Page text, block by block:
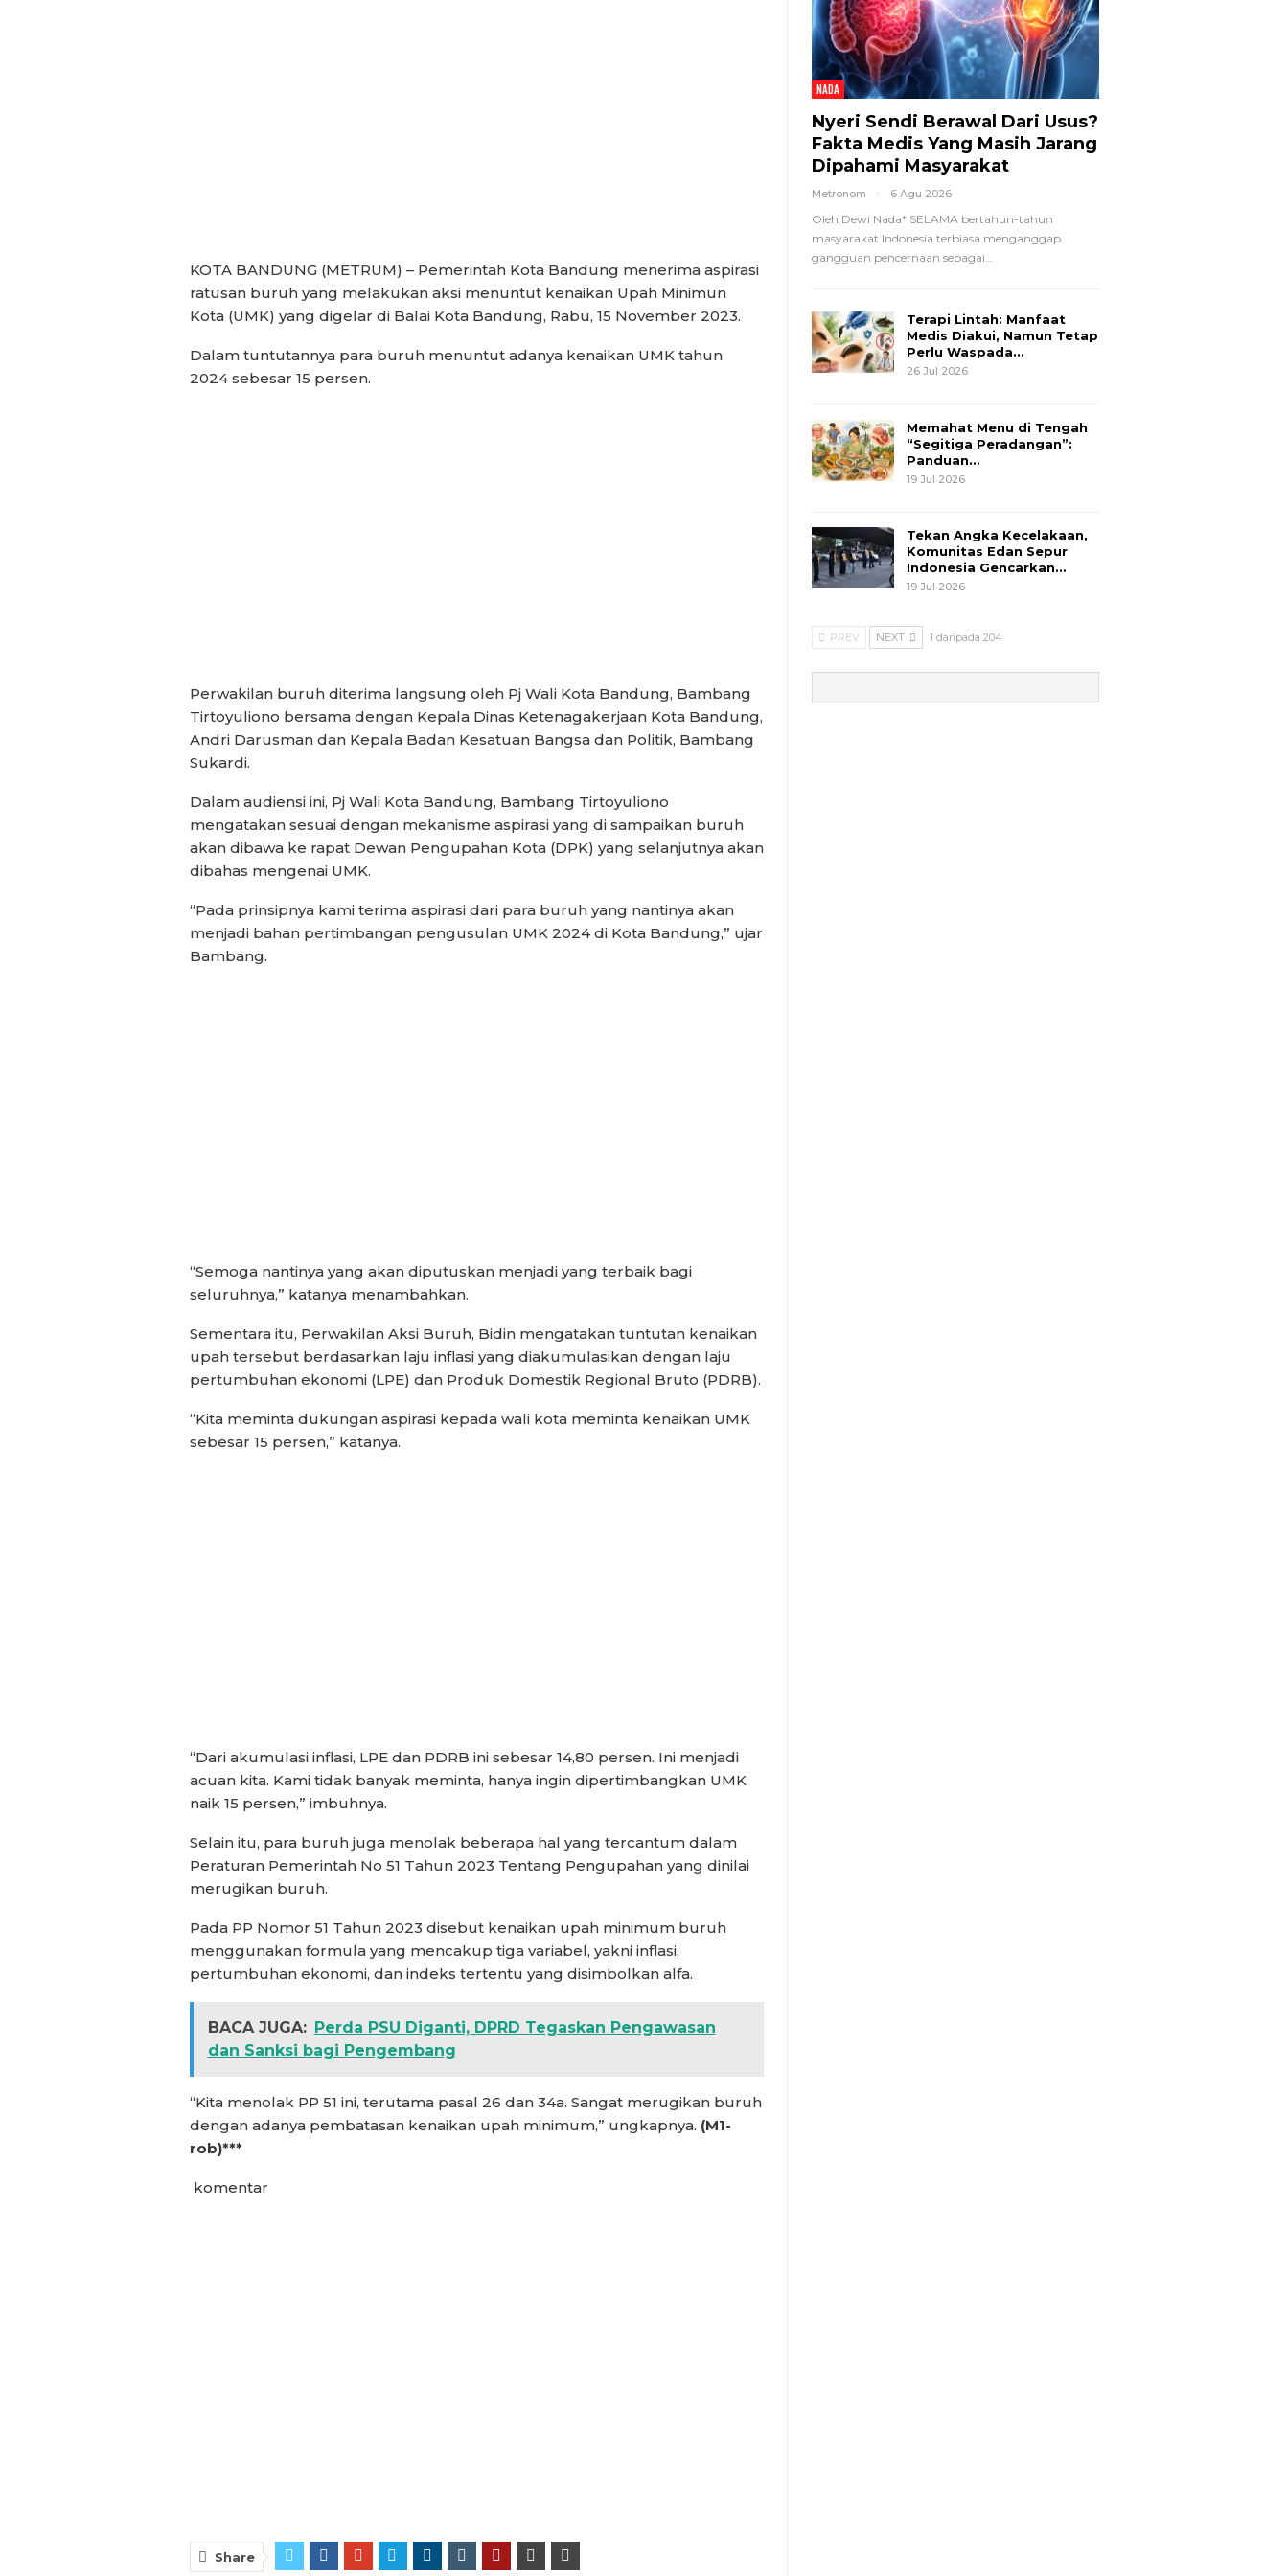
KOTA BANDUNG (METRUM) – Pemerintah Kota Bandung menerima aspirasi
ratusan buruh yang melakukan aksi menuntut kenaikan Upah Minimun
Kota (UMK) yang digelar di Balai Kota Bandung, Rabu, 15 November 2023.
Dalam tuntutannya para buruh menuntut adanya kenaikan UMK tahun
2024 sebesar 15 persen.
Perwakilan buruh diterima langsung oleh Pj Wali Kota Bandung, Bambang
Tirtoyuliono bersama dengan Kepala Dinas Ketenagakerjaan Kota Bandung,
Andri Darusman dan Kepala Badan Kesatuan Bangsa dan Politik, Bambang
Sukardi.
Dalam audiensi ini, Pj Wali Kota Bandung, Bambang Tirtoyuliono
mengatakan sesuai dengan mekanisme aspirasi yang di sampaikan buruh
akan dibawa ke rapat Dewan Pengupahan Kota (DPK) yang selanjutnya akan
dibahas mengenai UMK.
“Pada prinsipnya kami terima aspirasi dari para buruh yang nantinya akan
menjadi bahan pertimbangan pengusulan UMK 2024 di Kota Bandung,” ujar
Bambang.
“Semoga nantinya yang akan diputuskan menjadi yang terbaik bagi
seluruhnya,” katanya menambahkan.
Sementara itu, Perwakilan Aksi Buruh, Bidin mengatakan tuntutan kenaikan
upah tersebut berdasarkan laju inflasi yang diakumulasikan dengan laju
pertumbuhan ekonomi (LPE) dan Produk Domestik Regional Bruto (PDRB).
“Kita meminta dukungan aspirasi kepada wali kota meminta kenaikan UMK
sebesar 15 persen,” katanya.
“Dari akumulasi inflasi, LPE dan PDRB ini sebesar 14,80 persen. Ini menjadi
acuan kita. Kami tidak banyak meminta, hanya ingin dipertimbangkan UMK
naik 15 persen,” imbuhnya.
Selain itu, para buruh juga menolak beberapa hal yang tercantum dalam
Peraturan Pemerintah No 51 Tahun 2023 Tentang Pengupahan yang dinilai
merugikan buruh.
Pada PP Nomor 51 Tahun 2023 disebut kenaikan upah minimum buruh
menggunakan formula yang mencakup tiga variabel, yakni inflasi,
pertumbuhan ekonomi, dan indeks tertentu yang disimbolkan alfa.
BACA JUGA: Perda PSU Diganti, DPRD Tegaskan Pengawasan
dan Sanksi bagi Pengembang
“Kita menolak PP 51 ini, terutama pasal 26 dan 34a. Sangat merugikan buruh
dengan adanya pembatasan kenaikan upah minimum,” ungkapnya. (M1-
rob)***
komentar
Share
NADA
Nyeri Sendi Berawal Dari Usus?
Fakta Medis Yang Masih Jarang
Dipahami Masyarakat
Metronom 6 Agu 2026
Oleh Dewi Nada* SELAMA bertahun-tahun
masyarakat Indonesia terbiasa menganggap
gangguan pencernaan sebagai…
Terapi Lintah: Manfaat
Medis Diakui, Namun Tetap
Perlu Waspada…
26 Jul 2026
Memahat Menu di Tengah
“Segitiga Peradangan”:
Panduan…
19 Jul 2026
Tekan Angka Kecelakaan,
Komunitas Edan Sepur
Indonesia Gencarkan…
19 Jul 2026
PREV NEXT 1 daripada 204